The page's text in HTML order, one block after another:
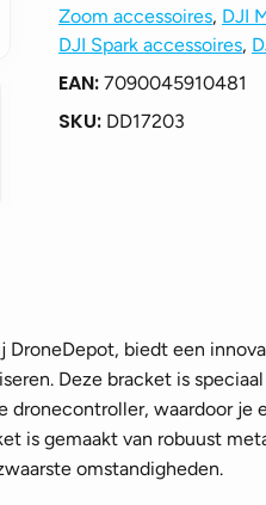
Zoom accessoires, DJI
DJI Spark accessoires,
EAN: 7090045910481
SKU: DD17203
DroneDepot, biedt een
Deze bracket is speciaal
dronecontroller, waardoor je
is gemaakt van robuust
omstandigheden.